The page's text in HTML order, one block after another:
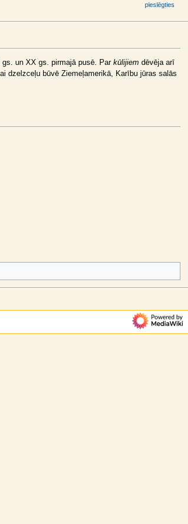
gs. un XX gs. pirmajā pusē. Par kūlijiemdēvēja arī
dzelzceļu būvē Ziemeļamerikā, Karību jūras salās
pieslēgties